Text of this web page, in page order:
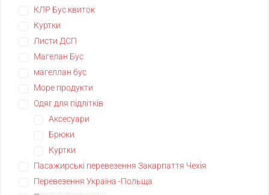
КЛР Бус квиток
Куртки
Листи ДСП
Магелан Бус
магеллан бус
Море продукти
Одяг для підлітків
Аксесуари
Брюки
Куртки
Пасажирські перевезення Закарпаття Чехія
Перевезення Україна -Польща